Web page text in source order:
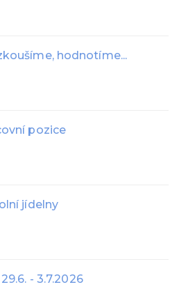
hodnotíme...
pozice
jídelny
- 3.7.2026